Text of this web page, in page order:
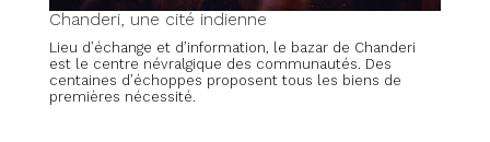
Chanderi, une cité indienne
Lieu d’échange et d’information, le bazar de Chanderi
est le centre névralgique des communautés. Des
centaines d’échoppes proposent tous les biens de
premières nécessité.